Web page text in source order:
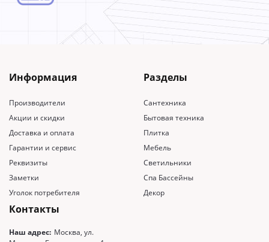
Информация
Производители
Акции и скидки
Доставка и оплата
Гарантии и сервис
Реквизиты
Заметки
Уголок потребителя
Разделы
Сантехника
Бытовая техника
Плитка
Мебель
Светильники
Спа Бассейны
Декор
Контакты
Наш адрес: Москва, ул.